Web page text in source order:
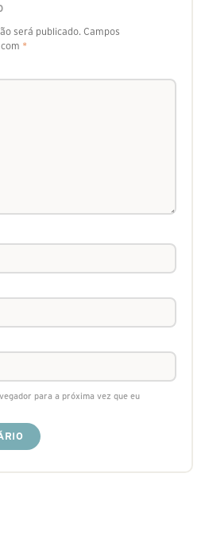
será publicado. Campos
*
para a próxima vez que eu